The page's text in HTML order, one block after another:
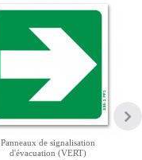
Panneaux de signalisation
d'évacuation (VERT)